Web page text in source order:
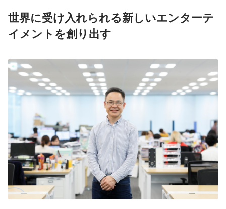
世界に受け入れられる新しいエンターテ
イメントを創り出す